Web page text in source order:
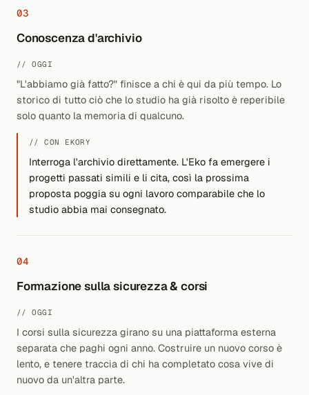
03
Conoscenza d'archivio
// OGGI
"L'abbiamo già fatto?" finisce a chi è qui da più tempo. Lo
storico di tutto ciò che lo studio ha già risolto è reperibile
solo quanto la memoria di qualcuno.
// CON EKORY
Interroga l'archivio direttamente. L'Eko fa emergere i
progetti passati simili e li cita, così la prossima
proposta poggia su ogni lavoro comparabile che lo
studio abbia mai consegnato.
04
Formazione sulla sicurezza & corsi
// OGGI
I corsi sulla sicurezza girano su una piattaforma esterna
separata che paghi ogni anno. Costruire un nuovo corso è
lento, e tenere traccia di chi ha completato cosa vive di
nuovo da un'altra parte.